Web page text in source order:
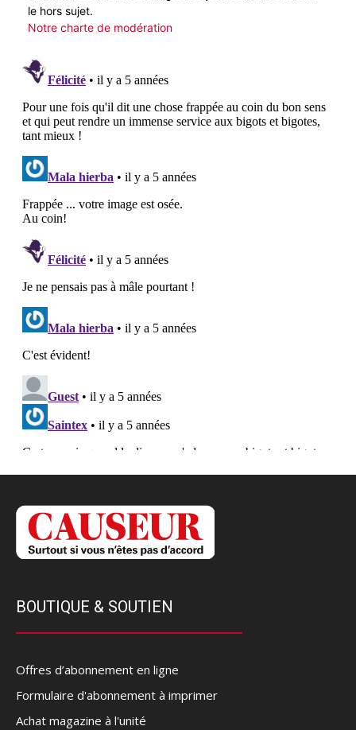
le hors sujet.
Notre charte de modération
BOUTIQUE & SOUTIEN
Offres d’abonnement en ligne
Formulaire d'abonnement à imprimer
Achat magazine à l'unité